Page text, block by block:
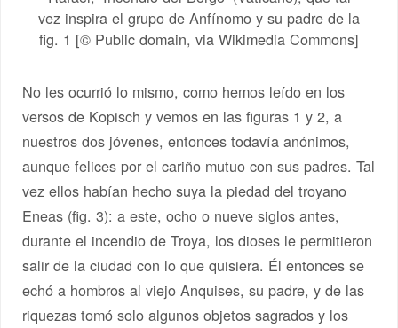
vez inspira el grupo de Anfínomo y su padre de la
fig. 1 [© Public domain, via Wikimedia Commons]
No les ocurrió lo mismo, como hemos leído en los
versos de Kopisch y vemos en las figuras 1 y 2, a
nuestros dos jóvenes, entonces todavía anónimos,
aunque felices por el cariño mutuo con sus padres. Tal
vez ellos habían hecho suya la piedad del troyano
Eneas (fig. 3): a este, ocho o nueve siglos antes,
durante el incendio de Troya, los dioses le permitieron
salir de la ciudad con lo que quisiera. Él entonces se
echó a hombros al viejo Anquises, su padre, y de las
riquezas tomó solo algunos objetos sagrados y los